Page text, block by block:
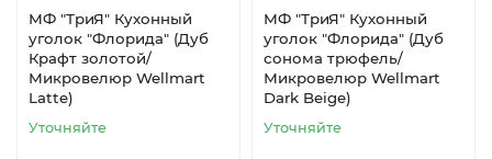
МФ "ТриЯ" Кухонный
уголок "Флорида" (Дуб
Крафт золотой/
Микровелюр Wellmart
Latte)
Уточняйте
МФ "ТриЯ" Кухонный
уголок "Флорида" (Дуб
сонома трюфель/
Микровелюр Wellmart
Dark Beige)
Уточняйте